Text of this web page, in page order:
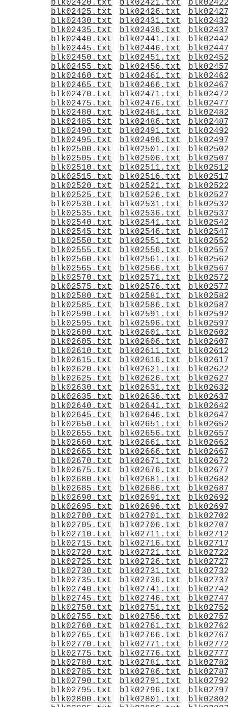
blk02420.txt
blk02421.txt
blk02425.txt
blk02426.txt
blk02430.txt
blk02431.txt
blk02435.txt
blk02436.txt
blk02440.txt
blk02441.txt
blk02445.txt
blk02446.txt
blk02450.txt
blk02451.txt
blk02455.txt
blk02456.txt
blk02460.txt
blk02461.txt
blk02465.txt
blk02466.txt
blk02470.txt
blk02471.txt
blk02475.txt
blk02476.txt
blk02480.txt
blk02481.txt
blk02485.txt
blk02486.txt
blk02490.txt
blk02491.txt
blk02495.txt
blk02496.txt
blk02500.txt
blk02501.txt
blk02505.txt
blk02506.txt
blk02510.txt
blk02511.txt
blk02515.txt
blk02516.txt
blk02520.txt
blk02521.txt
blk02525.txt
blk02526.txt
blk02530.txt
blk02531.txt
blk02535.txt
blk02536.txt
blk02540.txt
blk02541.txt
blk02545.txt
blk02546.txt
blk02550.txt
blk02551.txt
blk02555.txt
blk02556.txt
blk02560.txt
blk02561.txt
blk02565.txt
blk02566.txt
blk02570.txt
blk02571.txt
blk02575.txt
blk02576.txt
blk02580.txt
blk02581.txt
blk02585.txt
blk02586.txt
blk02590.txt
blk02591.txt
blk02595.txt
blk02596.txt
blk02600.txt
blk02601.txt
blk02605.txt
blk02606.txt
blk02610.txt
blk02611.txt
blk02615.txt
blk02616.txt
blk02620.txt
blk02621.txt
blk02625.txt
blk02626.txt
blk02630.txt
blk02631.txt
blk02635.txt
blk02636.txt
blk02640.txt
blk02641.txt
blk02645.txt
blk02646.txt
blk02650.txt
blk02651.txt
blk02655.txt
blk02656.txt
blk02660.txt
blk02661.txt
blk02665.txt
blk02666.txt
blk02670.txt
blk02671.txt
blk02675.txt
blk02676.txt
blk02680.txt
blk02681.txt
blk02685.txt
blk02686.txt
blk02690.txt
blk02691.txt
blk02695.txt
blk02696.txt
blk02700.txt
blk02701.txt
blk02705.txt
blk02706.txt
blk02710.txt
blk02711.txt
blk02715.txt
blk02716.txt
blk02720.txt
blk02721.txt
blk02725.txt
blk02726.txt
blk02730.txt
blk02731.txt
blk02735.txt
blk02736.txt
blk02740.txt
blk02741.txt
blk02745.txt
blk02746.txt
blk02750.txt
blk02751.txt
blk02755.txt
blk02756.txt
blk02760.txt
blk02761.txt
blk02765.txt
blk02766.txt
blk02770.txt
blk02771.txt
blk02775.txt
blk02776.txt
blk02780.txt
blk02781.txt
blk02785.txt
blk02786.txt
blk02790.txt
blk02791.txt
blk02795.txt
blk02796.txt
blk02800.txt
blk02801.txt